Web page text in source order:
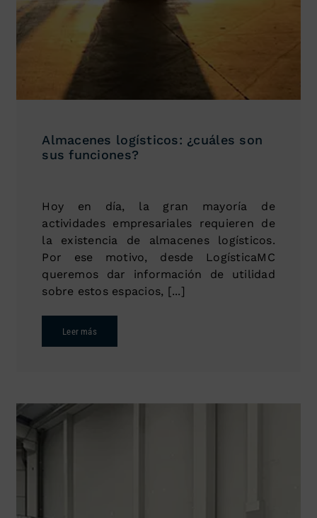
Almacenes logísticos: ¿cuáles son
sus funciones?
Hoy en día, la gran mayoría de
actividades empresariales requieren de
la existencia de almacenes logísticos.
Por ese motivo, desde LogísticaMC
queremos dar información de utilidad
sobre estos espacios, [...]
Leer más